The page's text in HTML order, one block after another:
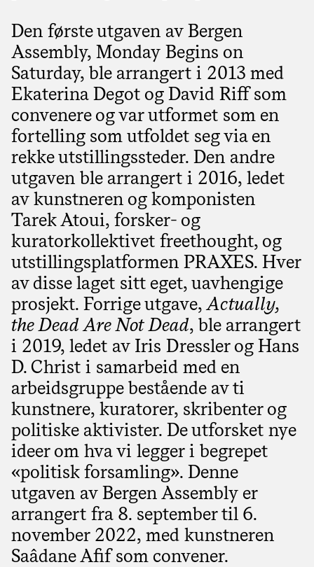
Den første utgaven av Bergen
Assembly, Monday Begins on
Saturday, ble arrangert i 2013 med
Ekaterina Degot og David Riff som
convenere og var utformet som en
fortelling som utfoldet seg via en
rekke utstillingssteder. Den andre
utgaven ble arrangert i 2016, ledet
av kunstneren og komponisten
Tarek Atoui, forsker- og
kuratorkollektivet freethought, og
utstillingsplatformen PRAXES. Hver
av disse laget sitt eget, uavhengige
prosjekt. Forrige utgave,Actually,
the Dead Are Not Dead, ble arrangert
i 2019, ledet av Iris Dressler og Hans
D. Christ i samarbeid med en
arbeidsgruppe bestående av ti
kunstnere, kuratorer, skribenter og
politiske aktivister. De utforsket nye
ideer om hva vi legger i begrepet
«politisk forsamling». Denne
utgaven av Bergen Assembly er
arrangert fra 8. september til 6.
november 2022, med kunstneren
Saâdane Afif som convener.